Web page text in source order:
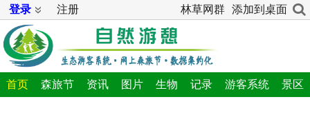
登录 注册 林草网群 添加到桌面
首页 森旅节 资讯 图片 生物 记录 游客系统 景区